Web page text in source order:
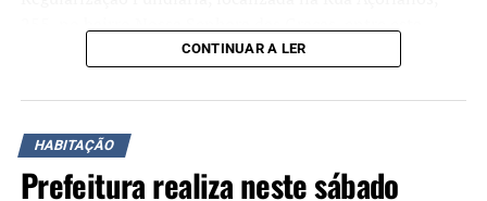
terça-feira, 30, e o dia 17 de julho, para apresentar a
às terças, quartas e quintas-feiras, das 8h às 17h, e às
sextas-feiras, das 8h às 14h.
CONTINUAR A LER
HABITAÇÃO
Prefeitura realiza neste sábado